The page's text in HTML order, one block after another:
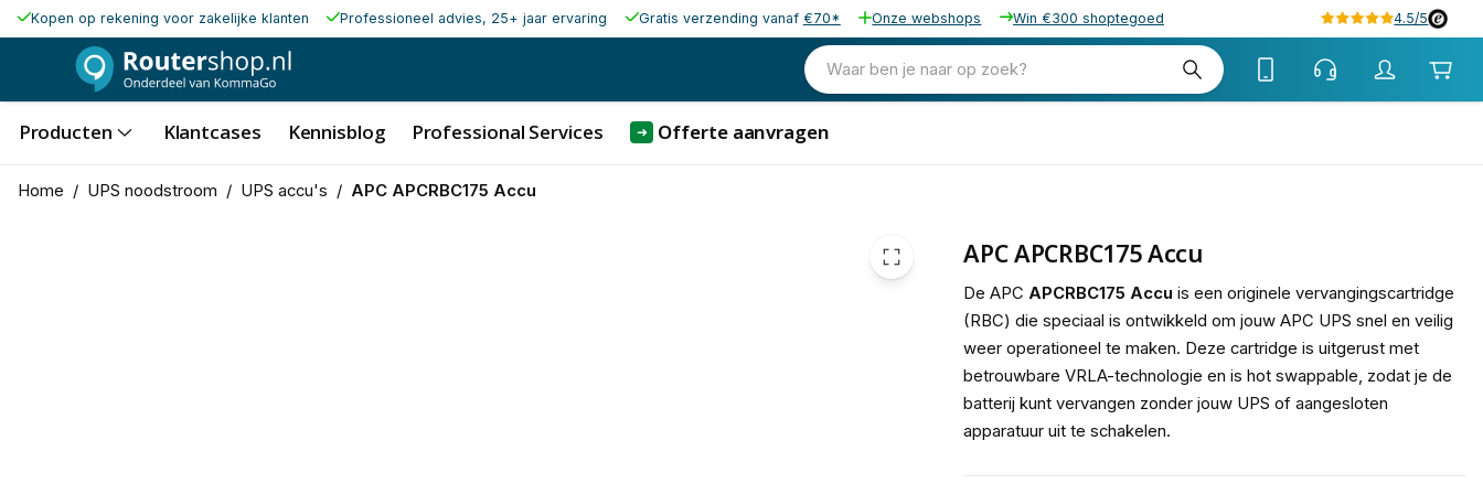
Kopen op rekening voor zakelijke klanten Professioneel advies, 25+ jaar ervaring Gratis verzending vanaf €70* Onze webshops Win €300 shoptegoed 4.5/5
Waar ben je naar op zoek?
Producten Klantcases Kennisblog Professional Services ➜ Offerte aanvragen
Home / UPS noodstroom / UPS accu's / APC APCRBC175 Accu
APC APCRBC175 Accu
De APC APCRBC175 Accu is een originele vervangingscartridge
(RBC) die speciaal is ontwikkeld om jouw APC UPS snel en veilig
weer operationeel te maken. Deze cartridge is uitgerust met
betrouwbare VRLA-technologie en is hot swappable, zodat je de
batterij kunt vervangen zonder jouw UPS of aangesloten
apparatuur uit te schakelen.
36,60 excl. btw
44,29 incl. btw